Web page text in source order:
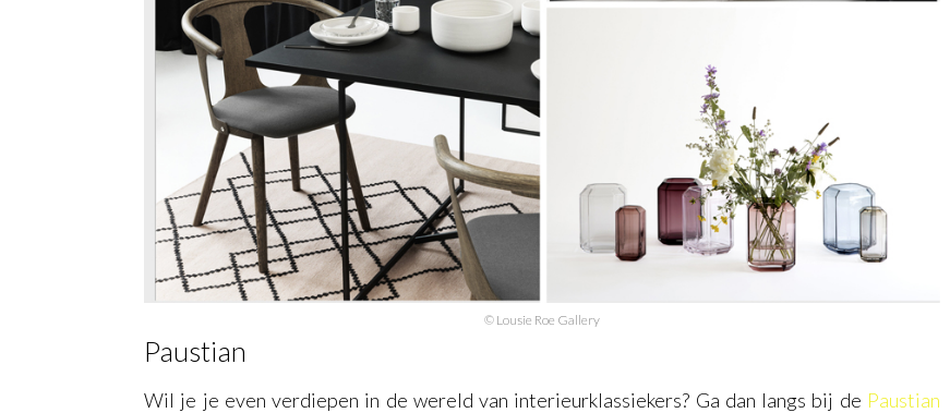
© Lousie Roe Gallery
Paustian
Wil je je even verdiepen in de wereld van interieurklassiekers? Ga dan langs bij de Paustian